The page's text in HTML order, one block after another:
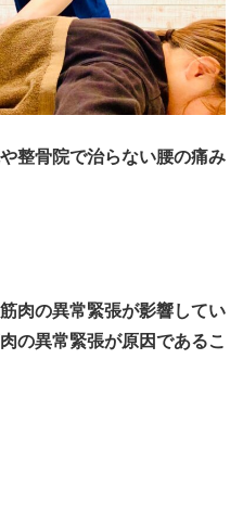
整骨院で治らない腰の痛み
肉の異常緊張が影響してい
の異常緊張が原因であるこ